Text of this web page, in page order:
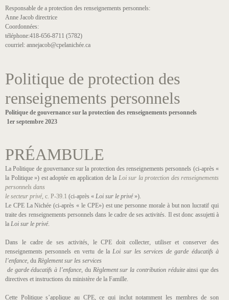
Responsable de a protection des renseignements personnels:
Anne Jacob directrice
Coordonnées:
téléphone:418-656-8711 (5782)
courriel: annejacob@cpelanichée.ca
Politique de protection des
renseignements personnels
Politique de gouvernance sur la protection des renseignements personnels
1er septembre 2023
PRÉAMBULE
La Politique de gouvernance sur la protection des renseignements personnels (ci-après «
la Politique ») est adoptée en application de la Loi sur la protection des renseignements
personnels dans
le secteur privé, c. P-39.1 (ci-après « Loi sur le privé»).
Le CPE La Nichée (ci-après « le CPE») est une personne morale à but non lucratif qui
traite des renseignements personnels dans le cadre de ses activités. Il est donc assujetti à
la Loi sur le privé.
Dans le cadre de ses activités, le CPE doit collecter, utiliser et conserver des
renseignements personnels en vertu de laLoi sur les services de garde éducatifs à
l’enfance, du Règlement sur les services
de garde éducatifs à l’enfance, du Règlement sur la contribution réduiteainsi que des
directives et instructions du ministère de la Famille.
Cette Politique s’applique au CPE, ce qui inclut notamment les membres de son